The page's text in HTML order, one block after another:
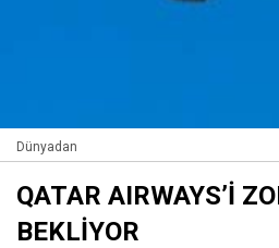
Dünyadan
QATAR AIRWAYS’İ
BEKLİYOR